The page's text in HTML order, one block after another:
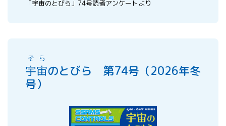
「宇宙のとびら」74号読者アンケートより
宇宙
そら
のとびら 第74号（2026年冬
号）